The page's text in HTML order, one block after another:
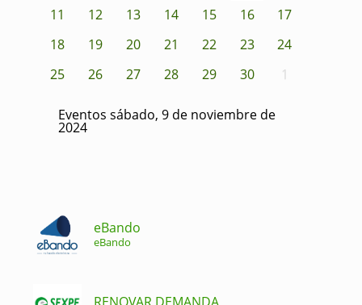
11
12 13 14 15 16
17
18
19 20 21 22 23
24
25
26 27 28 29 30 1
Eventos sábado, 9 de noviembre de
2024
eBando
eBando